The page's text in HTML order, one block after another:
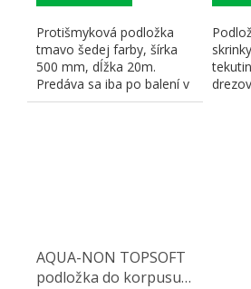
Protišmyková podložka
tmavo šedej farby, šírka
500 mm, dĺžka 20m.
Predáva sa iba po balení v
rolke - 20 m. Hrúbka -...
AQUA-NON TOPSOFT
podložka do korpusu